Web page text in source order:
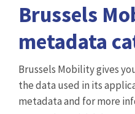
Brussels
metadata
Brussels Mobility gives
the data used in its
metadata and for more